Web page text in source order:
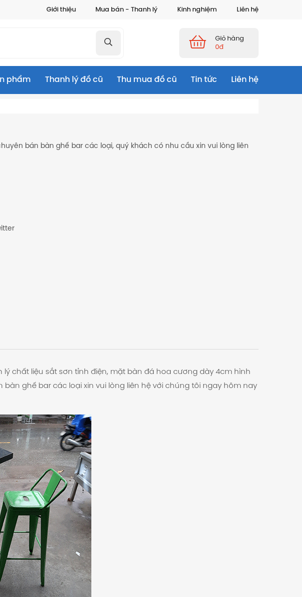
Giới thiệu Mua bán - Thanh lý Kinh nghiệm Liên hệ
Giỏ hàng
0đ
phẩm Thanh lý đồ cũ Thu mua đồ cũ Tin tức Liên hệ
bán bàn ghế bar các loại, quý khách có nhu cầu xin vui lòng liên
chất liệu sắt sơn tỉnh điện, mặt bàn đá hoa cương dày 4cm hình
ghế bar các loại xin vui lòng liên hệ với chúng tôi ngay hôm nay